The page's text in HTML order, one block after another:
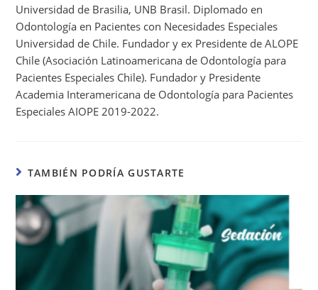
Universidad de Brasilia, UNB Brasil. Diplomado en
Odontología en Pacientes con Necesidades Especiales
Universidad de Chile. Fundador y ex Presidente de ALOPE
Chile (Asociación Latinoamericana de Odontología para
Pacientes Especiales Chile). Fundador y Presidente
Academia Interamericana de Odontología para Pacientes
Especiales AIOPE 2019-2022.
TAMBIÉN PODRÍA GUSTARTE